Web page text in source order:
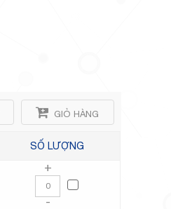
GIỎ HÀNG
SỐ LƯỢNG
+
-